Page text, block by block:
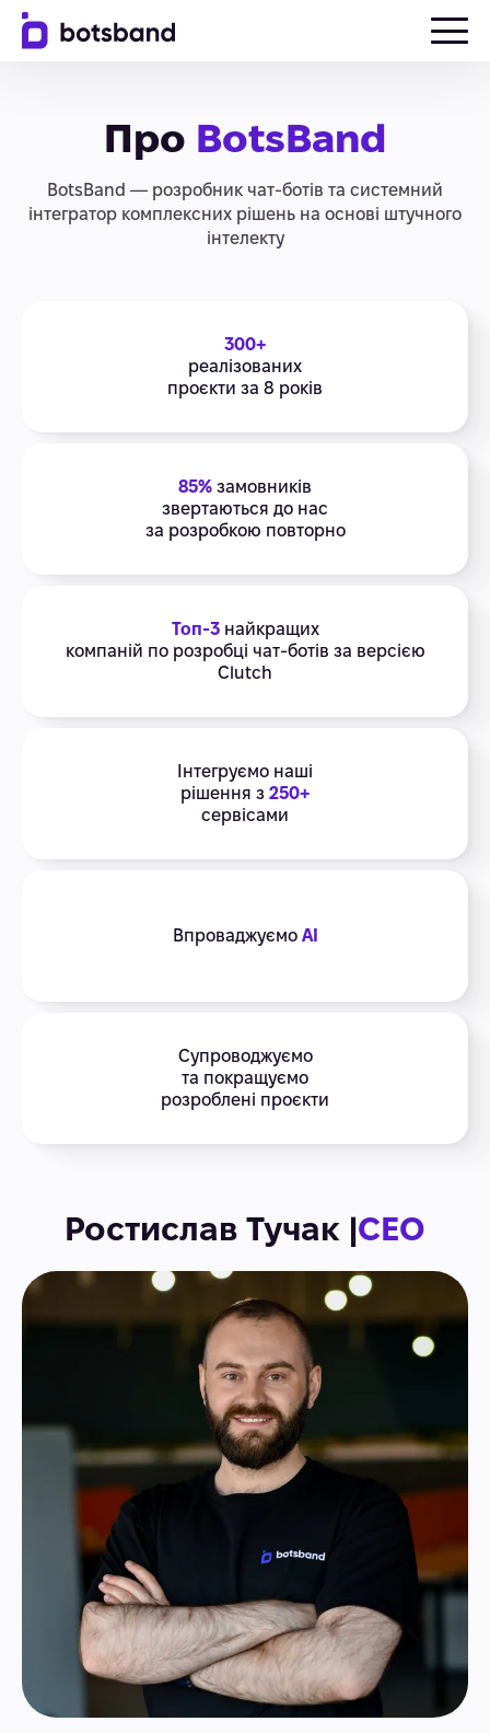
Про BotsBand
BotsBand — розробник чат-ботів та системний
інтегратор комплексних рішень на основі штучного
інтелекту
300+
реалізованих
проєкти за 8 років
85% замовників
звертаються до нас
за розробкою повторно
Топ-3найкращих
компаній по розробці чат-ботів за версією
Clutch
Інтегруємо наші
рішення з 250+
сервісами
Впроваджуємо AI
Супроводжуємо
та покращуємо
розроблені проєкти
Ростислав Тучак |CEO